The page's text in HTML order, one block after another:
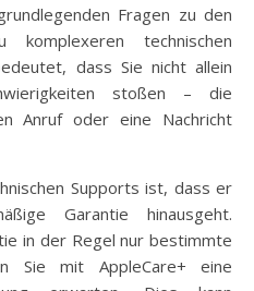
Fragen zu den
technischen
dass Sie nicht allein
stoßen – die
Anruf oder eine Nachricht
Supports ist, dass er
Garantie hinausgeht.
in der Regel nur bestimmte
Sie mit AppleCare+ eine